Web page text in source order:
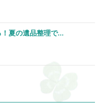
夏の遺品整理で...